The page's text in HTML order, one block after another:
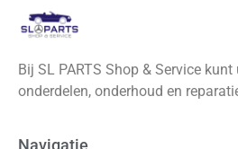
Bij SL PARTS Shop & Service
onderdelen, onderhoud en
Navigatie